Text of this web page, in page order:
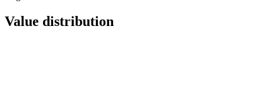
Value distribution